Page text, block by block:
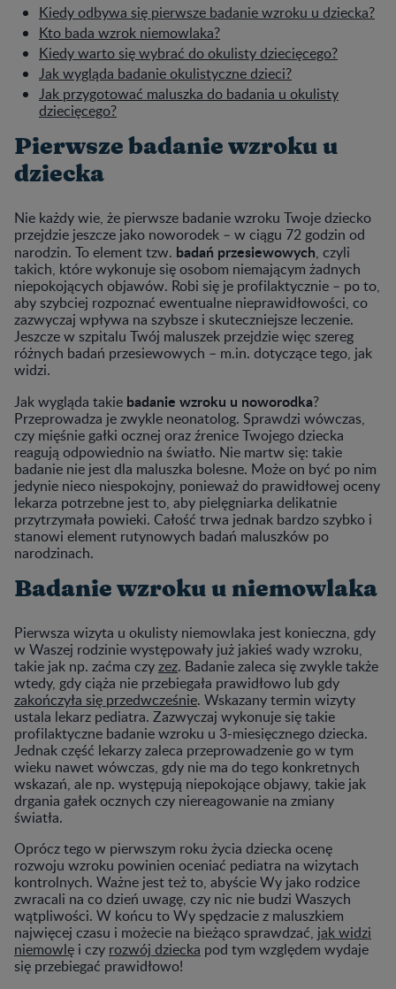
Kiedy odbywa się pierwsze badanie wzroku u dziecka?
Kto bada wzrok niemowlaka?
Kiedy warto się wybrać do okulisty dziecięcego?
Jak wygląda badanie okulistyczne dzieci?
Jak przygotować maluszka do badania u okulisty
dziecięcego?
Pierwsze badanie wzroku u
dziecka
Nie każdy wie, że pierwsze badanie wzroku Twoje dziecko
przejdzie jeszcze jako noworodek – w ciągu 72 godzin od
narodzin. To element tzw. badań przesiewowych, czyli
takich, które wykonuje się osobom niemającym żadnych
niepokojących objawów. Robi się je profilaktycznie – po to,
aby szybciej rozpoznać ewentualne nieprawidłowości, co
zazwyczaj wpływa na szybsze i skuteczniejsze leczenie.
Jeszcze w szpitalu Twój maluszek przejdzie więc szereg
różnych badań przesiewowych – m.in. dotyczące tego, jak
widzi.
Jak wygląda takie badanie wzroku u noworodka?
Przeprowadza je zwykle neonatolog. Sprawdzi wówczas,
czy mięśnie gałki ocznej oraz źrenice Twojego dziecka
reagują odpowiednio na światło. Nie martw się: takie
badanie nie jest dla maluszka bolesne. Może on być po nim
jedynie nieco niespokojny, ponieważ do prawidłowej oceny
lekarza potrzebne jest to, aby pielęgniarka delikatnie
przytrzymała powieki. Całość trwa jednak bardzo szybko i
stanowi element rutynowych badań maluszków po
narodzinach.
Badanie wzroku u niemowlaka
Pierwsza wizyta u okulisty niemowlaka jest konieczna, gdy
w Waszej rodzinie występowały już jakieś wady wzroku,
takie jak np. zaćma czyzez. Badanie zaleca się zwykle także
wtedy, gdy ciąża nie przebiegała prawidłowo lub gdy
zakończyła się przedwcześnie. Wskazany termin wizyty
ustala lekarz pediatra. Zazwyczaj wykonuje się takie
profilaktyczne badanie wzroku u 3-miesięcznego dziecka.
Jednak część lekarzy zaleca przeprowadzenie go w tym
wieku nawet wówczas, gdy nie ma do tego konkretnych
wskazań, ale np. występują niepokojące objawy, takie jak
drgania gałek ocznych czy niereagowanie na zmiany
światła.
Oprócz tego w pierwszym roku życia dziecka ocenę
rozwoju wzroku powinien oceniać pediatra na wizytach
kontrolnych. Ważne jest też to, abyście Wy jako rodzice
zwracali na co dzień uwagę, czy nic nie budzi Waszych
wątpliwości. W końcu to Wy spędzacie z maluszkiem
najwięcej czasu i możecie na bieżąco sprawdzać, jak widzi
niemowlę i czy rozwój dziecka pod tym względem wydaje
się przebiegać prawidłowo!